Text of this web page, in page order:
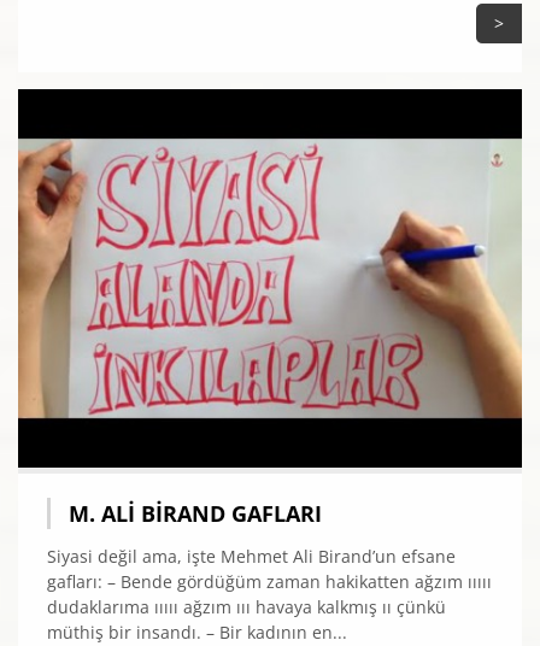
>
M. ALI BIRAND GAFLARI
Siyasi değil ama, işte Mehmet Ali Birand’un efsane
gafları: – Bende gördüğüm zaman hakikatten ağzım ııııı
dudaklarıma ııııı ağzım ııı havaya kalkmış ıı çünkü
müthiş bir insandı. – Bir kadının en...